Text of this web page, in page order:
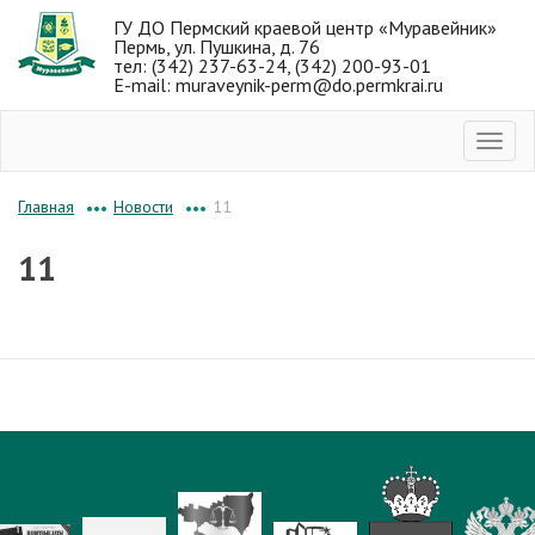
ГУ ДО Пермский краевой центр «Муравейник»
Пермь, ул. Пушкина, д. 76
тел: (342) 237-63-24, (342) 200-93-01
E-mail: muraveynik-perm@do.permkrai.ru
Главная ••• Новости ••• 11
11